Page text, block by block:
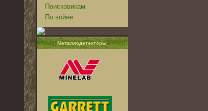
Поисковикам
По войне
Металлодетекторы